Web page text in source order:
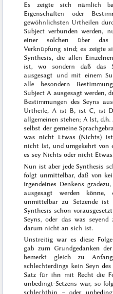
Es zeigte sich nämlich
Eigenschaften oder
gewöhnlichsten Urtheilen
Subject verbunden werden,
einer solchen über das
Verknüpfung sind; es zeigte
Synthesis, die allen
ist, wo sondern daß das
ausgesagt und mit einem
alle besondern
Subject A ausgesagt werden,
Bestimmungen des Seyns
Urtheile, A ist B, ist C, ist
allgemeinen stehen; A Ist,
selbst der gemeine
was nicht Etwas (Nichts)
nicht Ist, und umgekehrt von
es sey Nichts oder nicht Etwas.
Nun ist aber jede Synthesis
folgt unmittelbar, daß von
irgendeines Denkens
ausgesagt werden könne,
unmittelbar zu Setzende
Synthesis schon
Seyns, oder das was
darum nicht an sich ist.
Unstreitig war es diese
gab zum Grundgedanken
bemerkt gleich zu
schlechterdings kein Seyn
Satz für ihn mit Recht die
unbedingt-Setzens war, so
schlechthin – oder